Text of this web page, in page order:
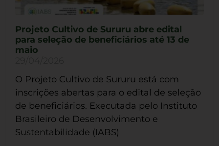
Projeto Cultivo de Sururu abre edital
para seleção de beneficiários até 13 de
maio
O Projeto Cultivo de Sururu está com
inscrições abertas para o edital de seleção
de beneficiários. Executada pelo Instituto
Brasileiro de Desenvolvimento e
Sustentabilidade (IABS)